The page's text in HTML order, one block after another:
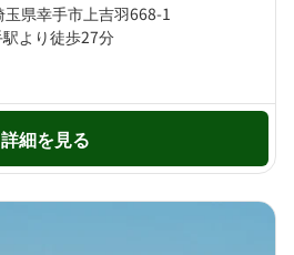
県幸手市上吉羽668-1
より徒歩27分
詳細を見る